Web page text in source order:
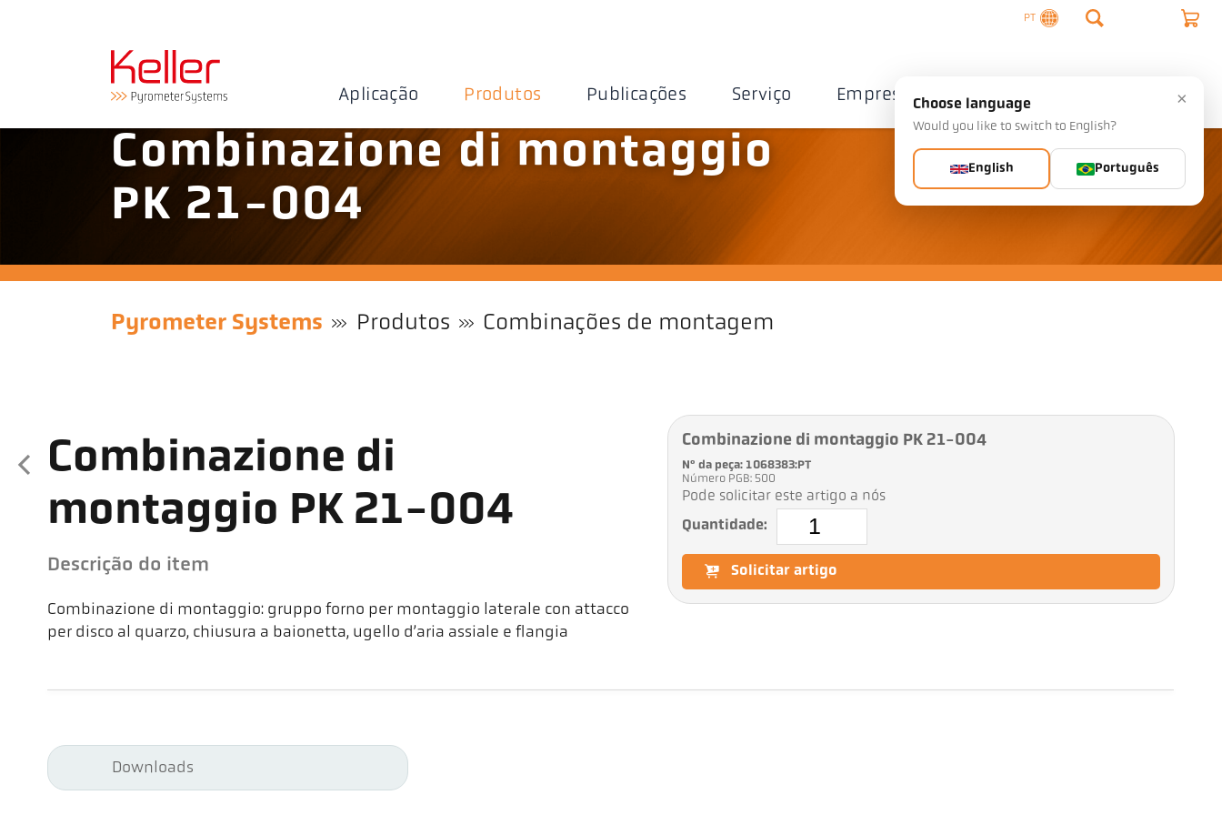
PT
Aplicação Produtos Publicações Serviço Empresa Contacto
Combinazione di montaggio
PK 21-004
Pyrometer Systems Produtos Combinações de montagem
Combinazione di
montaggio PK 21-004
Descrição do item
Combinazione di montaggio: gruppo forno per montaggio laterale con attacco
per disco al quarzo, chiusura a baionetta, ugello d’aria assiale e flangia
Combinazione di montaggio PK 21-004
Nº da peça: 1068383:PT
Número PGB: 500
Pode solicitar este artigo a nós
Quantidade:
Solicitar artigo
Downloads
×
Choose language
Would you like to switch to English?
English Português